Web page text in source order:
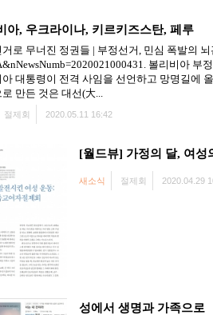
아, 우크라이나, 키르키즈스탄, 페루
로 무너진 정권들 | 부정선거, 민심 폭발의
볼리비아 부
아 대통령이 전격 사임을 선언하고 망명길에
만든 것은 대선(大...
절제회 2020.05.11 16:42
[월드뷰] 가정의 달, 여성
새소식 절제회 2020.04.29
성에서 생명과 가족으로